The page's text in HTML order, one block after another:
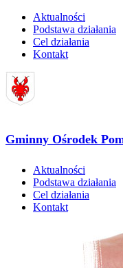
Aktualności
Podstawa działania
Cel działania
Kontakt
Gminny Ośrodek
Aktualności
Podstawa działania
Cel działania
Kontakt